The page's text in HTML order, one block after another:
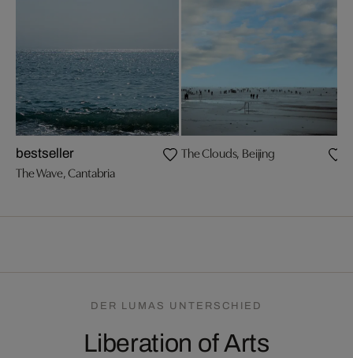
bestseller
The Wave, Cantabria
The Clouds, Beijing
DER LUMAS UNTERSCHIED
Liberation of Arts